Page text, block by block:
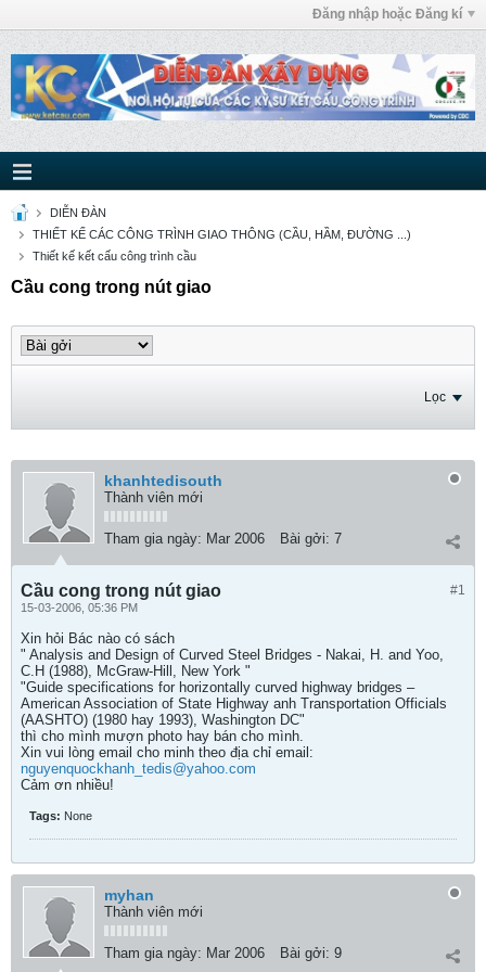
Đăng nhập hoặc Đăng kí
DIỄN ĐÀN
THIẾT KẾ CÁC CÔNG TRÌNH GIAO THÔNG (CẦU, HẦM, ĐƯỜNG ...)
Thiết kế kết cấu công trình cầu
Cầu cong trong nút giao
Lọc
khanhtedisouth
Thành viên mới
Tham gia ngày: Mar 2006 Bài gởi: 7
#1
Cầu cong trong nút giao
15-03-2006, 05:36 PM
Xin hỏi Bác nào có sách
" Analysis and Design of Curved Steel Bridges - Nakai, H. and Yoo,
C.H (1988), McGraw-Hill, New York "
"Guide specifications for horizontally curved highway bridges –
American Association of State Highway anh Transportation Officials
(AASHTO) (1980 hay 1993), Washington DC"
thì cho mình mượn photo hay bán cho mình.
Xin vui lòng email cho minh theo địa chỉ email:
nguyenquockhanh_tedis@yahoo.com
Cảm ơn nhiều!
Tags: None
myhan
Thành viên mới
Tham gia ngày: Mar 2006 Bài gởi: 9